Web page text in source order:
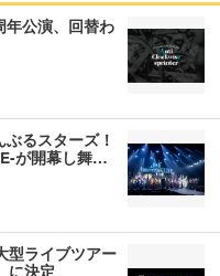
年公演、回替わ
るスターズ！
が開幕し舞…
型ライブツアー
に決定